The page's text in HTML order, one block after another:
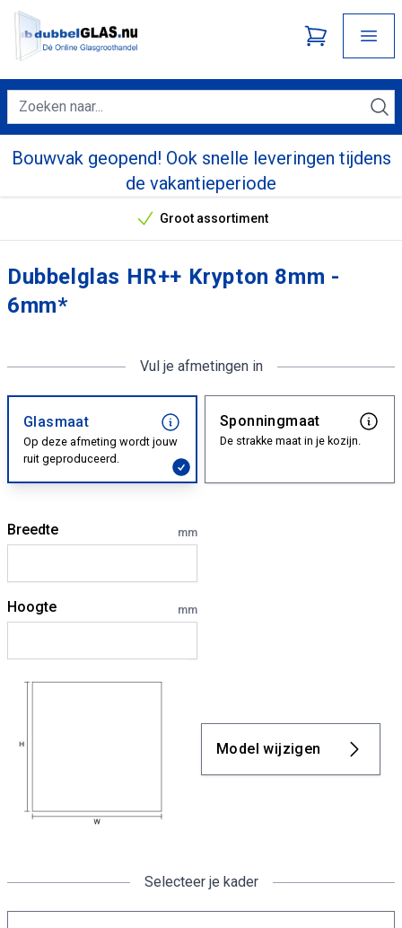
Bouwvak geopend! Ook snelle leveringen tijdens
de vakantieperiode
Onze unieke verkoopargumenten
Groot assortiment
Dubbelglas HR++ Krypton 8mm -
6mm*
Vul je afmetingen in
Glasmaat
Op deze afmeting wordt jouw
ruit geproduceerd.
Sponningmaat
De strakke maat in je kozijn.
Breedte mm
Hoogte mm
Model wijzigen
Selecteer je kader